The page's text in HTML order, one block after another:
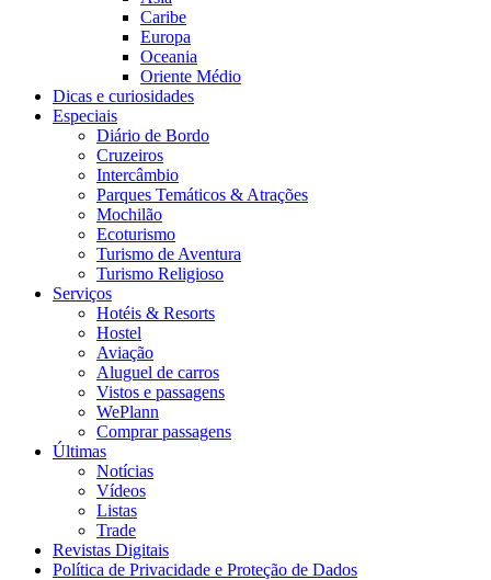
Caribe
Europa
Oceania
Oriente Médio
Dicas e curiosidades
Especiais
Diário de Bordo
Cruzeiros
Intercâmbio
Parques Temáticos & Atrações
Mochilão
Ecoturismo
Turismo de Aventura
Turismo Religioso
Serviços
Hotéis & Resorts
Hostel
Aviação
Aluguel de carros
Vistos e passagens
WePlann
Comprar passagens
Últimas
Notícias
Vídeos
Listas
Trade
Revistas Digitais
Política de Privacidade e Proteção de Dados